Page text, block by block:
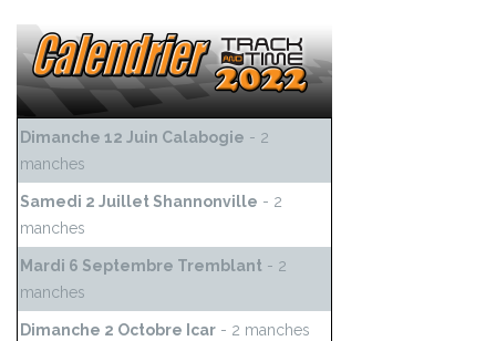
Dimanche 12 Juin Calabogie - 2
manches
Samedi 2 Juillet Shannonville - 2
manches
Mardi 6 Septembre Tremblant - 2
manches
Dimanche 2 Octobre Icar - 2 manches